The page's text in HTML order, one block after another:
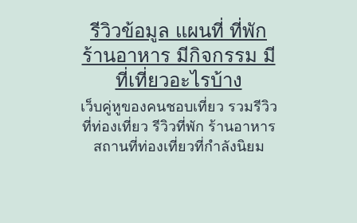
รีวิวข้อมูล แผนที่ ที่พัก
ร้านอาหาร มีกิจกรรม มี
ที่เที่ยวอะไรบ้าง
เว็บคู่หูของคนชอบเที่ยว รวมรีวิว
ที่ท่องเที่ยว รีวิวที่พัก ร้านอาหาร
สถานที่ท่องเที่ยวที่กำลังนิยม